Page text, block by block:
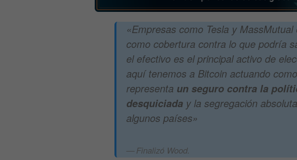
«Empresas como Tesla y
como cobertura contra lo que podría
el efectivo es el principal activo de
aquí tenemos a Bitcoin actuando
representa un seguro contra la
desquiciada y la segregación
algunos países»
Finalizó Wood.